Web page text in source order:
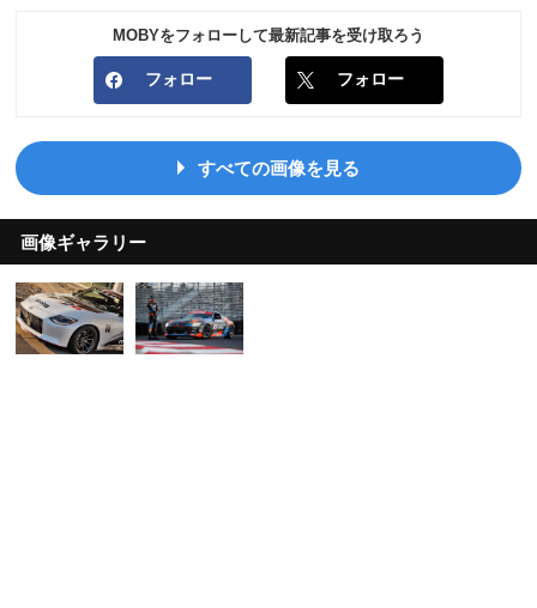
MOBYをフォローして最新記事を受け取ろう
フォロー フォロー
すべての画像を見る
画像ギャラリー